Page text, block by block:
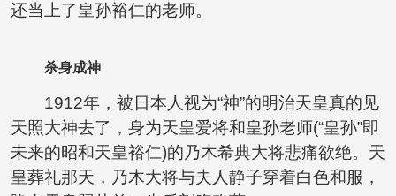
还当上了皇孙裕仁的老师。
杀身成神
1912年，被日本人视为“神”的明治天皇真的见
天照大神去了，身为天皇爱将和皇孙老师(“皇孙”即
未来的昭和天皇裕仁)的乃木希典大将悲痛欲绝。天
皇葬礼那天，乃木大将与夫人静子穿着白色和服，